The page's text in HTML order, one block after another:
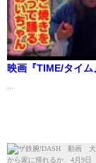
映画『TIME/タイム